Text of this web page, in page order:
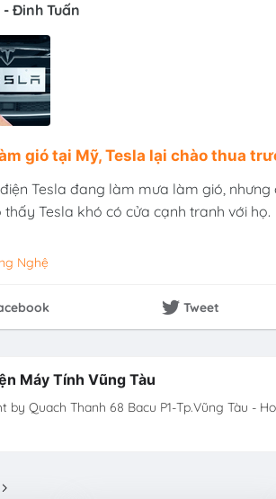
Đinh Tuấn
gió tại Mỹ, Tesla lại chào thua
Tesla đang làm mưa làm gió,
Tesla khó có cửa cạnh tranh với họ.
Nghệ
Tweet
Máy Tính Vũng Tàu
by Quach Thanh 68 Bacu P1-Tp.Vũng Tàu -